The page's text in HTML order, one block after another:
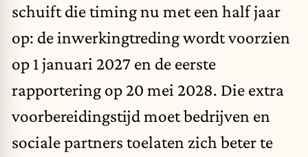
schuift die timing nu met een half jaar
op: de inwerkingtreding wordt voorzien
op 1 januari 2027 en de eerste
rapportering op 20 mei 2028. Die extra
voorbereidingstijd moet bedrijven en
sociale partners toelaten zich beter te